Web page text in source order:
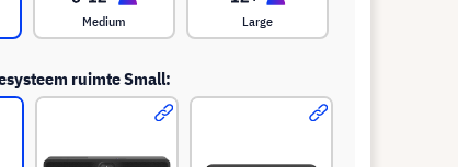
Medium Large
ruimte Small: